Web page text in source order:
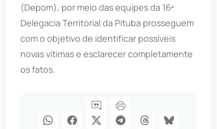
(Depom), por meio das equipes da 16ª
Delegacia Territorial da Pituba prosseguem
com o objetivo de identificar possíveis
novas vítimas e esclarecer completamente
os fatos.